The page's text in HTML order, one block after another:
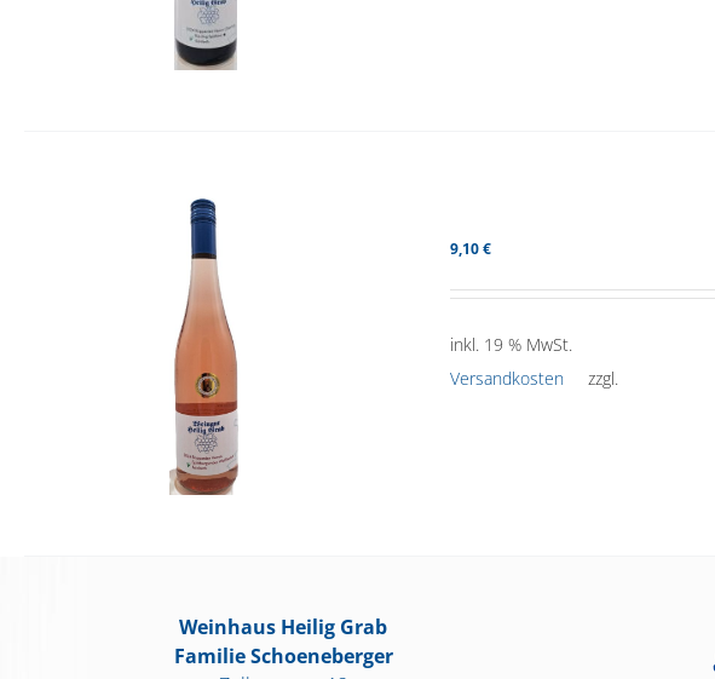
9,10€
inkl. 19 % MwSt.
zzgl.
Versandkosten
Weinhaus Heilig Grab
Familie Schoeneberger